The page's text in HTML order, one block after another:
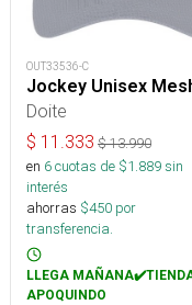
OUT33536-C
Jockey Unisex
Doite
$ 11.333 $13.990
en 6cuotas de $1.889sin
interés
ahorras $450 por
transferencia.
LLEGA
APOQUINDO